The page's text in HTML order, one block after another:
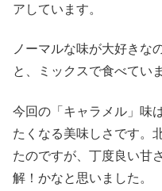
アしています。
ノーマルな味が大好きな
と、ミックスで食べてい
今回の「キャラメル」味
たくなる美味しさです。
たのですが、丁度良い甘
解！かなと思いました。